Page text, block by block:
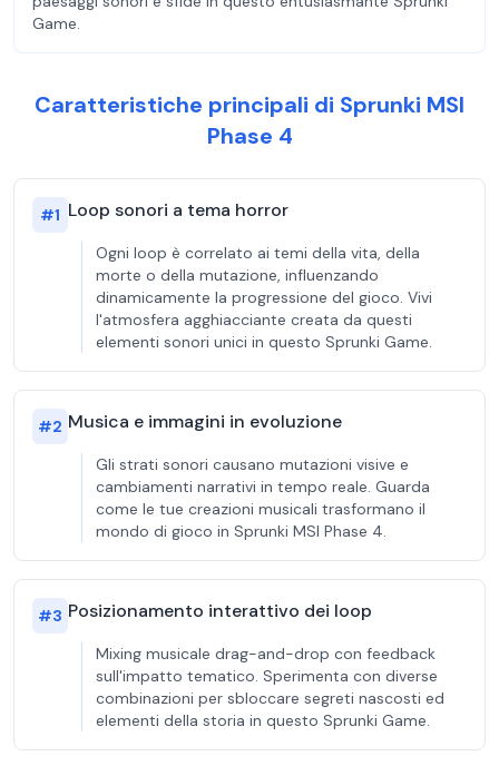
Game.
Caratteristiche principali di Sprunki MSI
Phase 4
#1 Loop sonori a tema horror
Ogni loop è correlato ai temi della vita, della
morte o della mutazione, influenzando
dinamicamente la progressione del gioco. Vivi
l'atmosfera agghiacciante creata da questi
elementi sonori unici in questo Sprunki Game.
#2 Musica e immagini in evoluzione
Gli strati sonori causano mutazioni visive e
cambiamenti narrativi in tempo reale. Guarda
come le tue creazioni musicali trasformano il
mondo di gioco in Sprunki MSI Phase 4.
#3 Posizionamento interattivo dei loop
Mixing musicale drag-and-drop con feedback
sull'impatto tematico. Sperimenta con diverse
combinazioni per sbloccare segreti nascosti ed
elementi della storia in questo Sprunki Game.